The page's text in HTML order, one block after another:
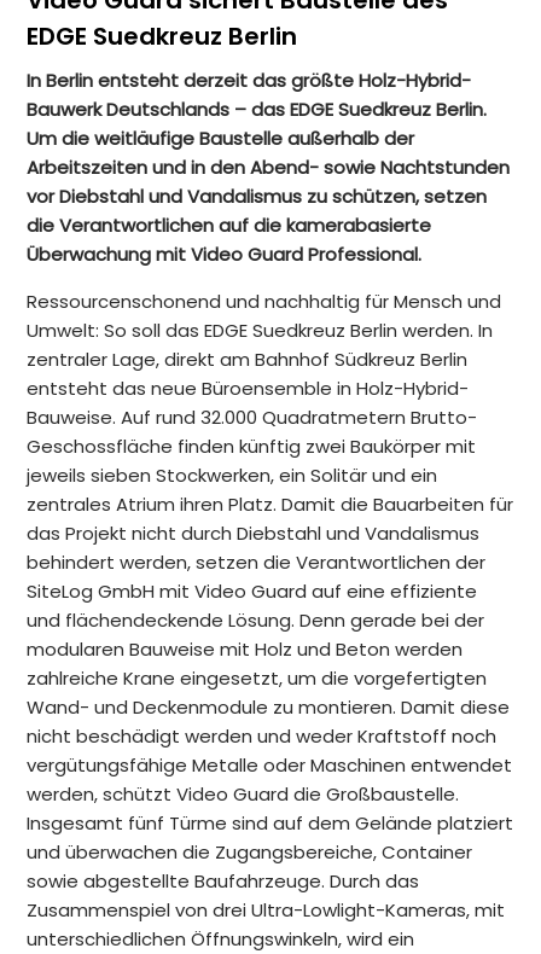
EDGE Suedkreuz Berlin
In Berlin entsteht derzeit das größte Holz-Hybrid-
Bauwerk Deutschlands – das EDGE Suedkreuz Berlin.
Um die weitläufige Baustelle außerhalb der
Arbeitszeiten und in den Abend- sowie Nachtstunden
vor Diebstahl und Vandalismus zu schützen, setzen
die Verantwortlichen auf die kamerabasierte
Überwachung mit Video Guard Professional.
Ressourcenschonend und nachhaltig für Mensch und
Umwelt: So soll das EDGE Suedkreuz Berlin werden. In
zentraler Lage, direkt am Bahnhof Südkreuz Berlin
entsteht das neue Büroensemble in Holz-Hybrid-
Bauweise. Auf rund 32.000 Quadratmetern Brutto-
Geschossfläche finden künftig zwei Baukörper mit
jeweils sieben Stockwerken, ein Solitär und ein
zentrales Atrium ihren Platz. Damit die Bauarbeiten für
das Projekt nicht durch Diebstahl und Vandalismus
behindert werden, setzen die Verantwortlichen der
SiteLog GmbH mit Video Guard auf eine effiziente
und flächendeckende Lösung. Denn gerade bei der
modularen Bauweise mit Holz und Beton werden
zahlreiche Krane eingesetzt, um die vorgefertigten
Wand- und Deckenmodule zu montieren. Damit diese
nicht beschädigt werden und weder Kraftstoff noch
vergütungsfähige Metalle oder Maschinen entwendet
werden, schützt Video Guard die Großbaustelle.
Insgesamt fünf Türme sind auf dem Gelände platziert
und überwachen die Zugangsbereiche, Container
sowie abgestellte Baufahrzeuge. Durch das
Zusammenspiel von drei Ultra-Lowlight-Kameras, mit
unterschiedlichen Öffnungswinkeln, wird ein